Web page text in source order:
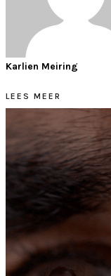
Karlien Meiring
LEES MEER